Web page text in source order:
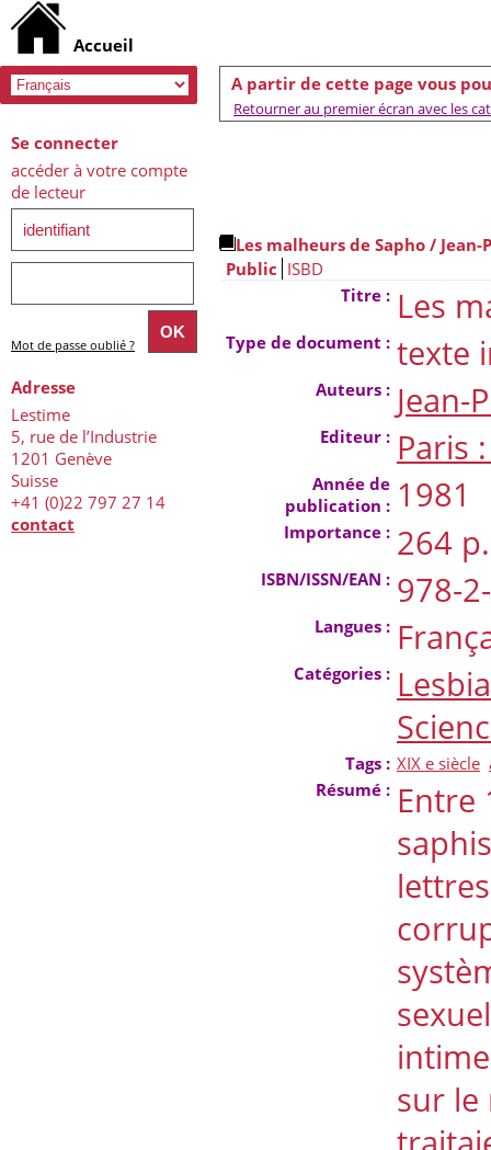
A partir de cette page vous
Retourner au premier écran avec les
Les malheurs de Sapho / Jean-
Public ISBD
Titre : Les
Type de document : texte
Auteurs : Jean-
Editeur : Paris
Année de
publication : 1981
Importance : 264 p.
ISBN/ISSN/EAN : 978-
Langues :
Catégories :
Tags : XIX e siècle
Résumé : Entre
sur le
Se connecter
accéder à votre compte
de lecteur
Mot de passe oublié ?
Adresse
Lestime
5, rue de l’Industrie
1201 Genève
Suisse
+41 (0)22 797 27 14
contact